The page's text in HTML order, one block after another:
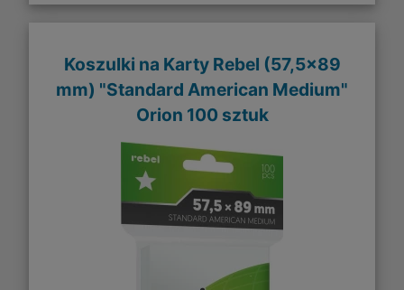
Koszulki na Karty Rebel (57,5x89
mm) "Standard American Medium"
Orion 100 sztuk